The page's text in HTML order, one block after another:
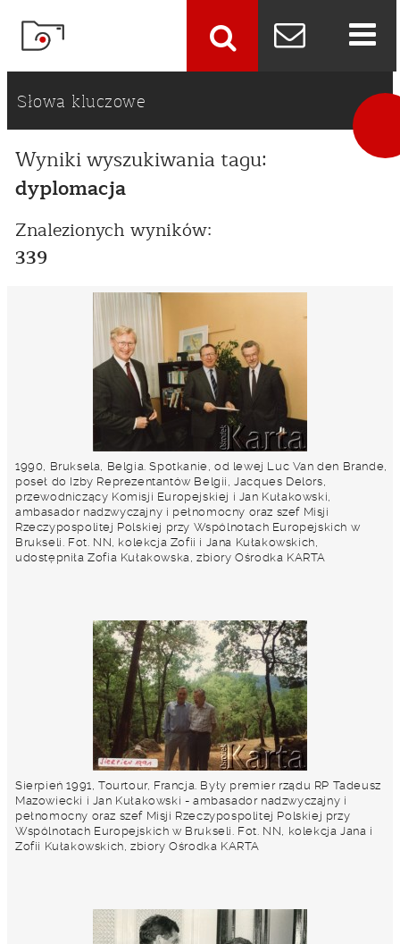
Słowa kluczowe
Wyniki wyszukiwania tagu:
dyplomacja
Znalezionych wyników:
339
1990, Bruksela, Belgia. Spotkanie, od lewej Luc Van den Brande,
poseł do Izby Reprezentantów Belgii, Jacques Delors,
przewodniczący Komisji Europejskiej i Jan Kułakowski,
ambasador nadzwyczajny i pełnomocny oraz szef Misji
Rzeczypospolitej Polskiej przy Wspólnotach Europejskich w
Brukseli. Fot. NN, kolekcja Zofii i Jana Kułakowskich,
udostępniła Zofia Kułakowska, zbiory Ośrodka KARTA
Sierpień 1991, Tourtour, Francja. Były premier rządu RP Tadeusz
Mazowiecki i Jan Kułakowski - ambasador nadzwyczajny i
pełnomocny oraz szef Misji Rzeczypospolitej Polskiej przy
Wspólnotach Europejskich w Brukseli. Fot. NN, kolekcja Jana i
Zofii Kułakowskich, zbiory Ośrodka KARTA